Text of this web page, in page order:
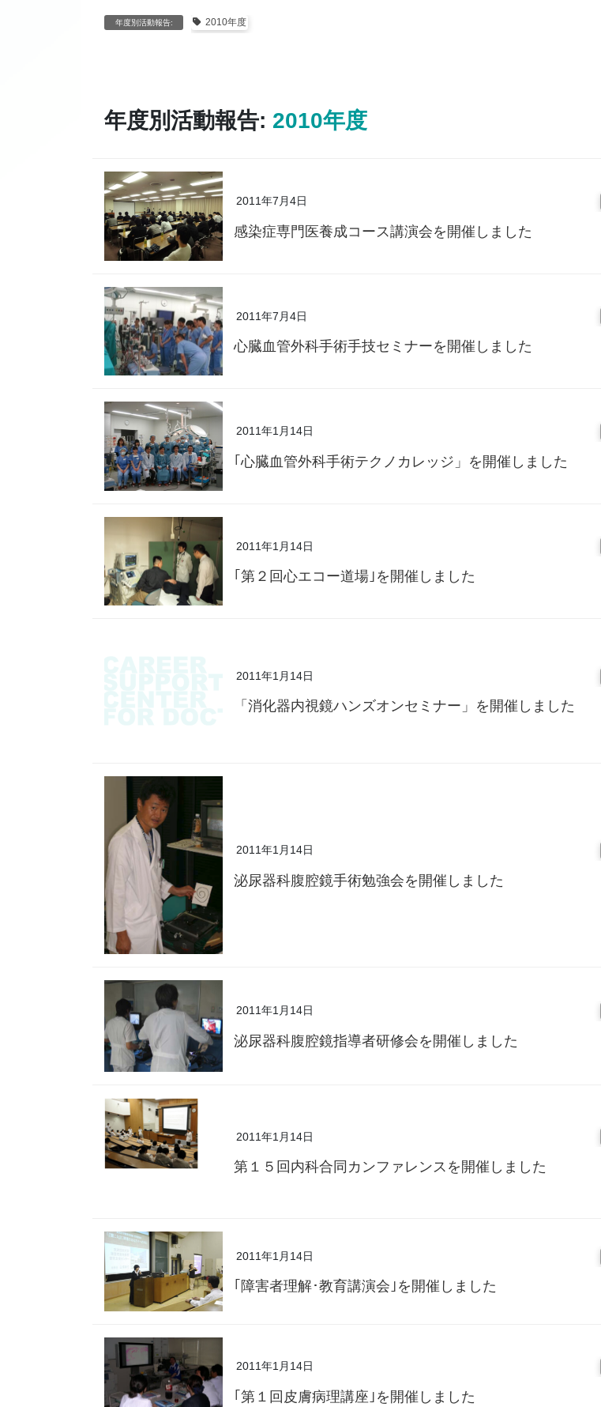
年度別活動報告: 2010年度
年度別活動報告: 2010年度
2011年7月4日
感染症専門医養成コース講演会を開催しました
2011年7月4日
心臓血管外科手術手技セミナーを開催しました
2011年1月14日
｢心臓血管外科手術テクノカレッジ」を開催しました
2011年1月14日
｢第２回心エコー道場｣を開催しました
2011年1月14日
「消化器内視鏡ハンズオンセミナー」を開催しました
2011年1月14日
泌尿器科腹腔鏡手術勉強会を開催しました
2011年1月14日
泌尿器科腹腔鏡指導者研修会を開催しました
2011年1月14日
第１５回内科合同カンファレンスを開催しました
2011年1月14日
｢障害者理解･教育講演会｣を開催しました
2011年1月14日
｢第１回皮膚病理講座｣を開催しました